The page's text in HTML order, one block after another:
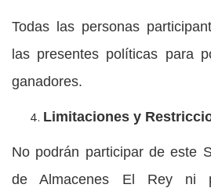
Todas las personas
las presentes políticas para
ganadores.
Limitaciones y
No podrán participar de este
de Almacenes El Rey ni